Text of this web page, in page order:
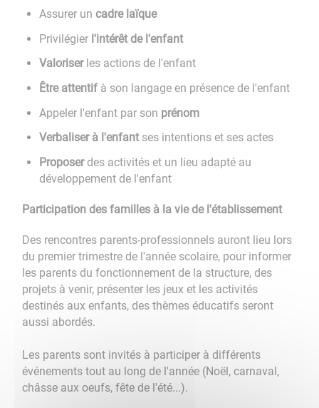
Assurer un cadre laïque
Privilégierl'intérêt de l'enfant
Valoriser les actions de l'enfant
Être attentif à son langage en présence de l'enfant
Appeler l'enfant par son prénom
Verbaliser à l'enfantses intentions et ses actes
Proposerdes activités et un lieu adapté au
développement de l'enfant
Participation des familles à la vie de l'établissement
Des rencontres parents-professionnels auront lieu lors
du premier trimestre de l'année scolaire, pour informer
les parents du fonctionnement de la structure, des
projets à venir, présenter les jeux et les activités
destinés aux enfants, des thèmes éducatifs seront
aussi abordés.
Les parents sont invités à participer à différents
événements tout au long de l'année (Noël, carnaval,
châsse aux oeufs, fête de l'été...).